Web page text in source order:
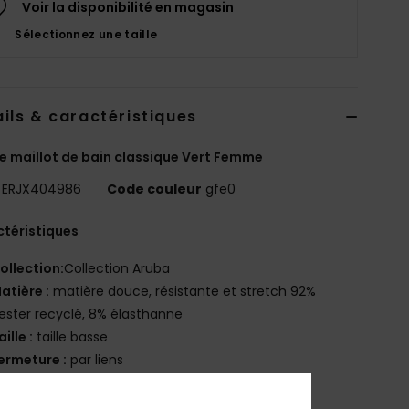
Voir la disponibilité en magasin
Sélectionnez une taille
& caractéristiques
maillot de bain classique Vert Femme
ERJX404986 Code couleur gfe0
Collection Aruba
: matière douce, résistante et stretch 92%
recyclé, 8% élasthanne
: taille basse
: par liens